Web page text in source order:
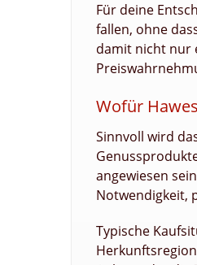
Für deine
fallen, ohne
damit nicht nur
Wofür
Sinnvoll wird
angewiesen
Notwendigkeit,
Typische